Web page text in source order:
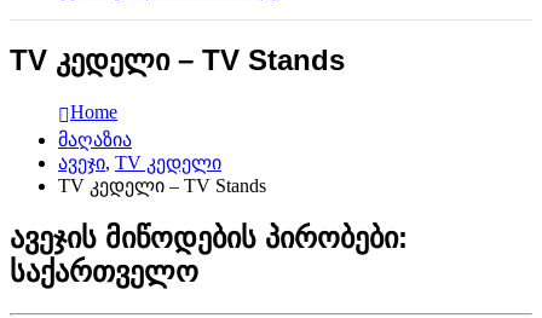
TV კედელი – TV Stands
Home
მაღაზია
ავეჯი, TV კედელი
TV კედელი – TV Stands
ავეჯის მიწოდების პირობები:
საქართველო